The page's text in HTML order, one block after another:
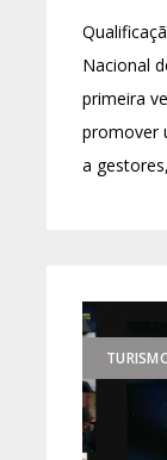
Nacional
primeira
promover
a